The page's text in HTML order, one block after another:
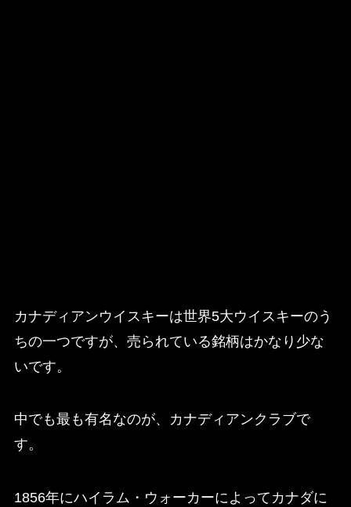
カナディアンウイスキーは世界5大ウイスキーのう
ちの一つですが、売られている銘柄はかなり少な
いです。
中でも最も有名なのが、カナディアンクラブで
す。
1856年にハイラム・ウォーカーによってカナダに